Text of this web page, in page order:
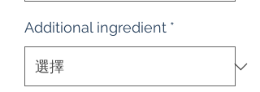
Additional ingredient *